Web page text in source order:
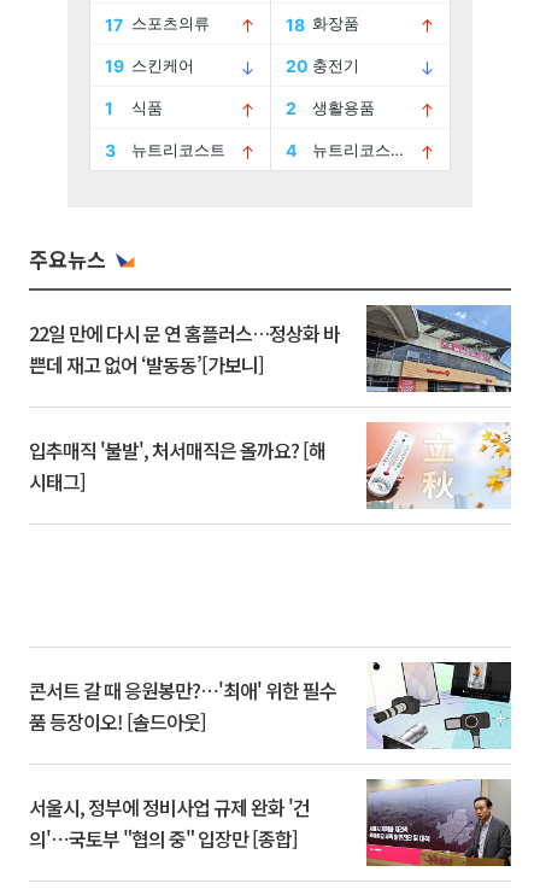
주요뉴스
22일 만에 다시 문 연 홈플러스…정상화 바
쁜데 재고 없어 ‘발동동’[가보니]
입추매직 '불발', 처서매직은 올까요? [해
시태그]
콘서트 갈 때 응원봉만?⋯'최애' 위한 필수
품 등장이오! [솔드아웃]
서울시, 정부에 정비사업 규제 완화 '건
의'⋯국토부 "협의 중" 입장만 [종합]